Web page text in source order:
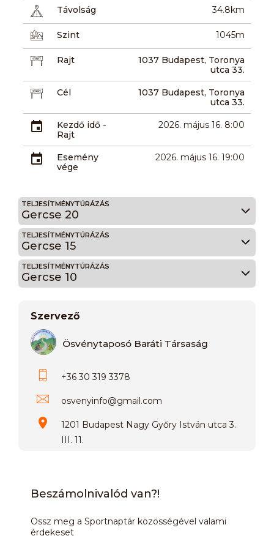
Távolság 34.8km
Szint 1045m
Rajt
1037 Budapest, Toronya
utca 33.
Cél
1037 Budapest, Toronya
utca 33.
Kezdő idő -
Rajt
2026. május 16. 8:00
Esemény
vége
2026. május 16. 19:00
TELJESÍTMÉNYTÚRÁZÁS
Gercse 20
TELJESÍTMÉNYTÚRÁZÁS
Gercse 15
TELJESÍTMÉNYTÚRÁZÁS
Gercse 10
Szervező
Ösvénytaposó Baráti Társaság
+36 30 319 3378
osvenyinfo@gmail.com
1201 Budapest Nagy Győry István utca 3.
III. 11.
Beszámolnivalód van?!
Ossz meg a Sportnaptár közösségével valami
érdekeset